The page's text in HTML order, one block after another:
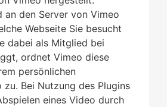
an den Server von Vimeo
Webseite Sie besucht
dabei als Mitglied bei
ordnet Vimeo diese
persönlichen
zu. Bei Nutzung des Plugins
eines Video durch